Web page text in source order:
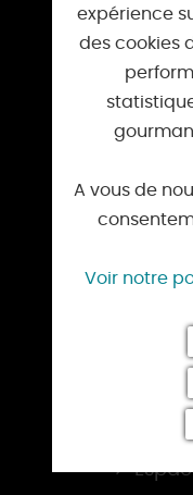
NOS
NOS
La
Le
expérience
des cookies
A vous de
Voir notre